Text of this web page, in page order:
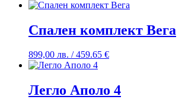
Спален комплект Вега
899,00 лв. / 459.65 €
Легло Аполо 4